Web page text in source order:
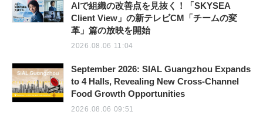
AIで組織の改善点を見抜く！「SKYSEA
Client View」の新テレビCM「チームの変
革」篇の放映を開始
2026.08.06 11:04
September 2026: SIAL Guangzhou Expands
to 4 Halls, Revealing New Cross-Channel
Food Growth Opportunities
2026.08.06 09:51